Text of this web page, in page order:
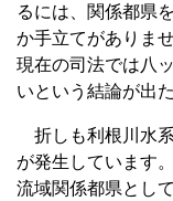
るには、関係都県
か手立てがありま
現在の司法では八
いという結論が出
折しも利根川水
が発生しています
流域関係都県とし